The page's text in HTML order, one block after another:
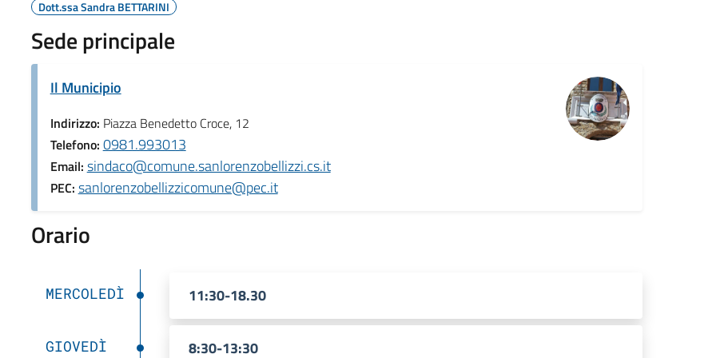
Dott.ssa Sandra BETTARINI
Sede principale
Il Municipio
Indirizzo: Piazza Benedetto Croce, 12
Telefono: 0981.993013
Email: sindaco@comune.sanlorenzobellizzi.cs.it
PEC: sanlorenzobellizzicomune@pec.it
Orario
MERCOLEDÌ 11:30-18.30
GIOVEDÌ 8:30-13:30